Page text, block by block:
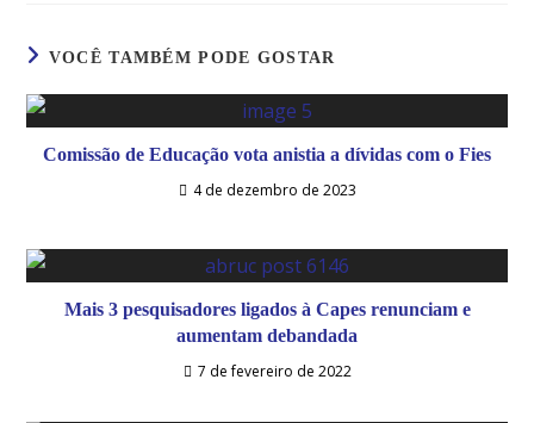
VOCÊ TAMBÉM PODE GOSTAR
Comissão de Educação vota anistia a dívidas com o Fies
4 de dezembro de 2023
Mais 3 pesquisadores ligados à Capes renunciam e
aumentam debandada
7 de fevereiro de 2022